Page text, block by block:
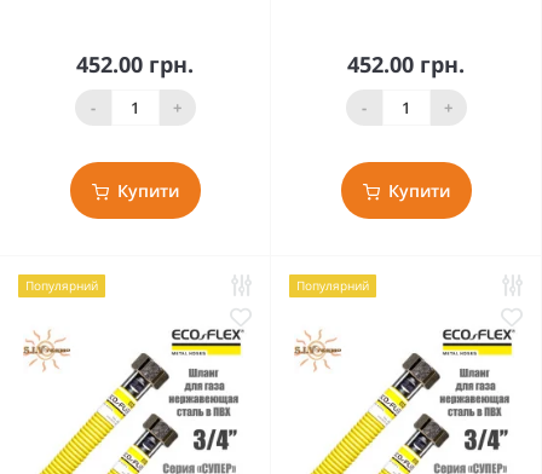
452.00 грн.
- +
Купити
452.00 грн.
- +
Купити
Популярний Популярний